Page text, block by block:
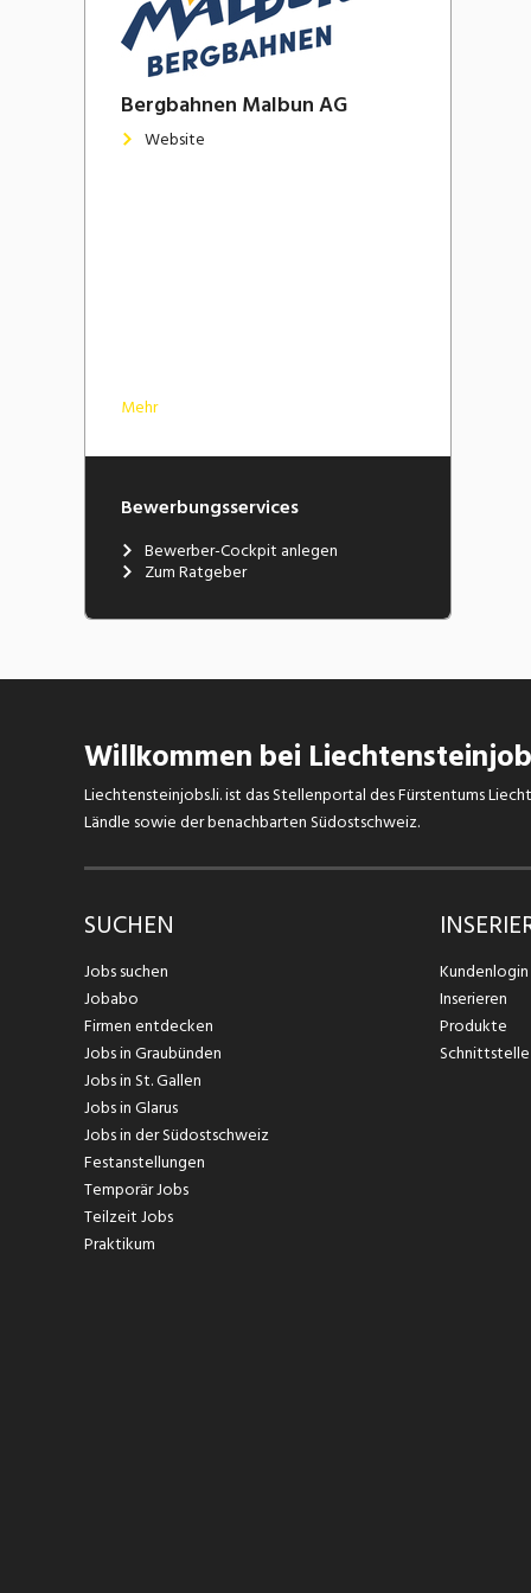
Bergbahnen Malbun AG
Website
Mehr
Bewerbungsservices
Bewerber-Cockpit anlegen
Zum Ratgeber
Willkommen bei
Liechtensteinjobs.li. ist das Stellenportal des Fürstentums
Ländle sowie der benachbarten Südostschweiz.
SUCHEN
Jobs suchen
Jobabo
Firmen entdecken
Jobs in Graubünden
Jobs in St. Gallen
Jobs in Glarus
Jobs in der Südostschweiz
Festanstellungen
Temporär Jobs
Teilzeit Jobs
Praktikum
Kundenlogin
Inserieren
Produkte
Schnittstelle